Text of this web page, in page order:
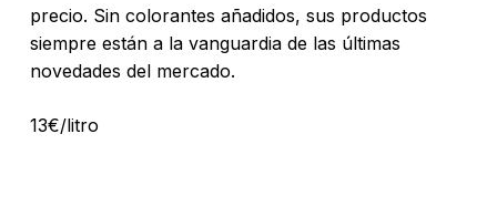
No hay productos en el carrito.
Go To Shop
precio. Sin colorantes añadidos, sus productos
siempre están a la vanguardia de las últimas
novedades del mercado.
13€/litro